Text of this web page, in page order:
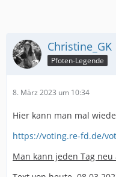
Christine_GK
Pfoten-Legende
8. März 2023 um 10:34
Hier kann man mal
https://voting.re-fd.de/
Man kann jeden Tag